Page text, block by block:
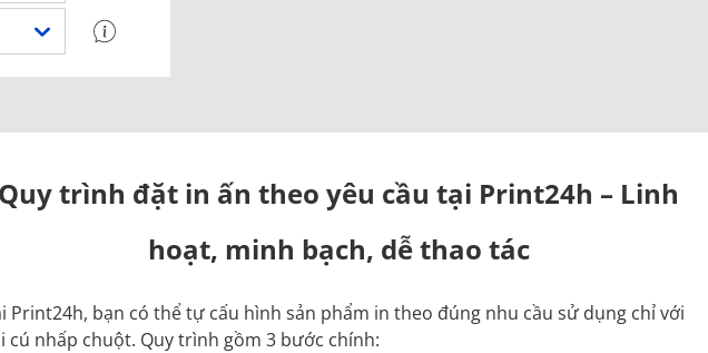
Quy trình đặt in ấn theo yêu cầu tại Print24h – Linh
hoạt, minh bạch, dễ thao tác
Print24h, bạn có thể tự cấu hình sản phẩm in theo đúng nhu cầu sử dụng chỉ với
cú nhấp chuột. Quy trình gồm 3 bước chính: